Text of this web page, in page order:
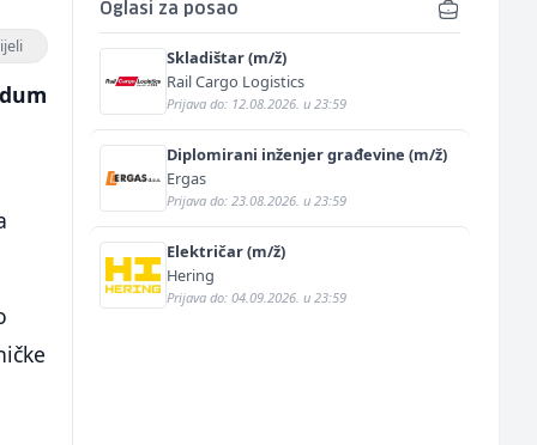
Oglasi za posao
Skladištar (m/ž)
Rail Cargo Logistics
Prijava do: 12.08.2026. u 23:59
Diplomirani inženjer građevine (m/ž)
Ergas
Prijava do: 23.08.2026. u 23:59
Električar (m/ž)
Hering
Prijava do: 04.09.2026. u 23:59